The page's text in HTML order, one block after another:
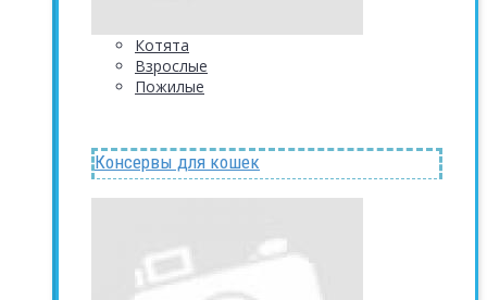
Котята
Взрослые
Пожилые
Консервы для кошек